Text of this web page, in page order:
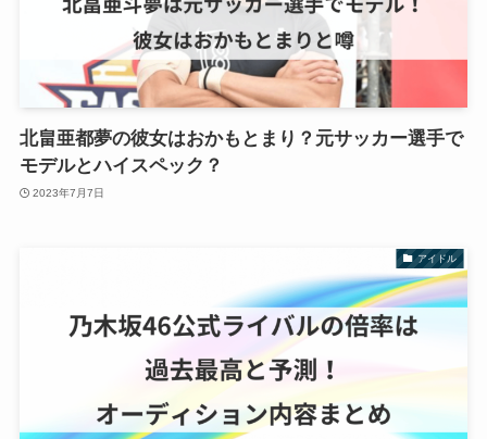
北畠亜都夢の彼女はおかもとまり？元サッカー選手で
モデルとハイスペック？
2023年7月7日
アイドル